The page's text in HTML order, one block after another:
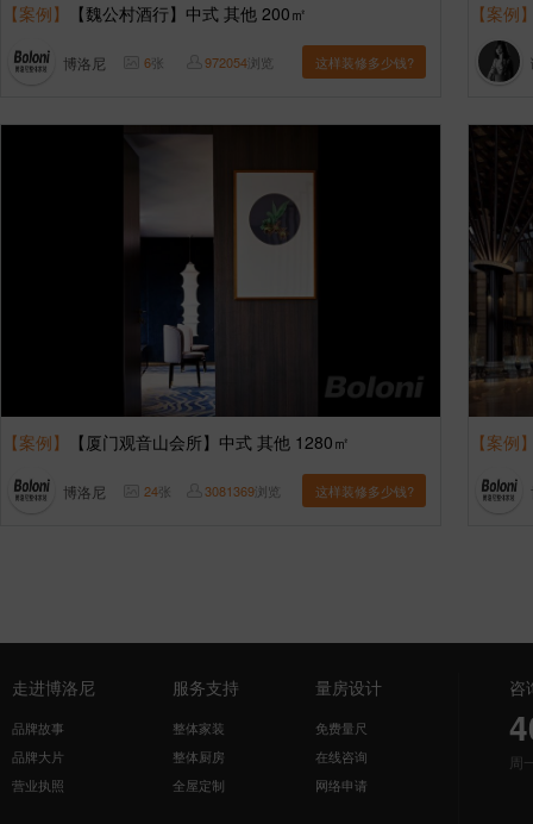
【案例】 【魏公村酒行】中式 其他 200㎡
博洛尼 6张 972054浏览 这样装修多少钱?
【案例
【案例】 【厦门观音山会所】中式 其他 1280㎡
博洛尼 24张 3081369浏览 这样装修多少钱?
【案例
走进博洛尼
品牌故事
品牌大片
营业执照
服务支持
整体家装
整体厨房
全屋定制
量房设计
免费量尺
在线咨询
网络申请
咨
周